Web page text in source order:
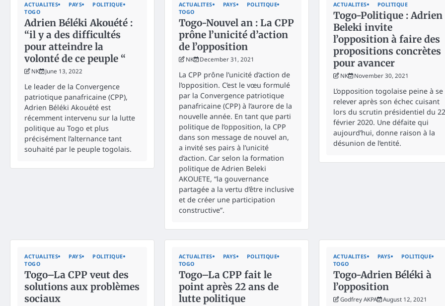
ACTUALITES PAYS
POLITIQUE
TOGO
Adrien Béléki Akouété :
“il y a des difficultés
pour atteindre la
volonté de ce peuple “
NK June 13, 2022
Le leader de la Convergence
patriotique panafricaine (CPP),
Adrien Béléki Akouété est
récemment intervenu sur la lutte
politique au Togo et plus
précisément l’alternance tant
souhaité par le peuple togolais.
ACTUALITES PAYS
POLITIQUE
TOGO
Togo-Nouvel an : La CPP
prône l’unicité d’action
de l’opposition
NK December 31, 2021
La CPP prône l’unicité d’action de
l’opposition. C’est le vœu formulé
par la Convergence patriotique
panafricaine (CPP) à l’aurore de la
nouvelle année. En tant que parti
politique de l’opposition, la CPP
dans son message de nouvel an,
a invité ses pairs à l’unicité
d’action. Car selon la formation
politique de Adrien Beleki
AKOUETE, “la gouvernance
partagée a la vertu d’être inclusive
et de créer une participation
constructive”.
ACTUALITES POLITIQUE
Togo-Politique : Adrien
Beleki invite
l’opposition à faire des
propositions concrètes
pour avancer
NK November 30, 2021
L’opposition togolaise peine à se
relever après son échec cuisant
lors du scrutin présidentiel du 22
février 2020. Une défaite qui
aujourd’hui, donne raison à la
désunion de l’entité.
ACTUALITES PAYS
POLITIQUE
TOGO
Togo–La CPP veut des
solutions aux problèmes
sociaux
ACTUALITES PAYS
POLITIQUE
TOGO
Togo–La CPP fait le
point après 22 ans de
lutte politique
ACTUALITES PAYS
POLITIQUE
TOGO
Togo-Adrien Béléki à
l’opposition
Godfrey AKPA August 12, 2021